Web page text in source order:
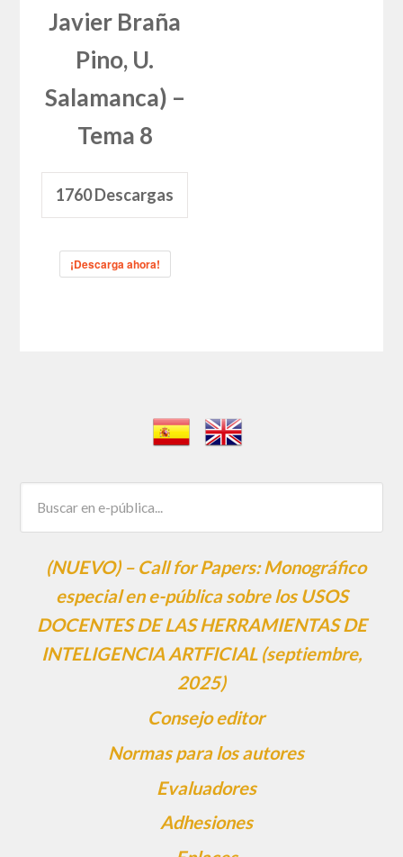
Javier Braña
Pino, U.
Salamanca) –
Tema 8
1760Descargas
¡Descarga ahora!
(NUEVO) – Call for Papers: Monográfico
especial en e-pública sobre los USOS
DOCENTES DE LAS HERRAMIENTAS DE
INTELIGENCIA ARTFICIAL (septiembre,
2025)
Consejo editor
Normas para los autores
Evaluadores
Adhesiones